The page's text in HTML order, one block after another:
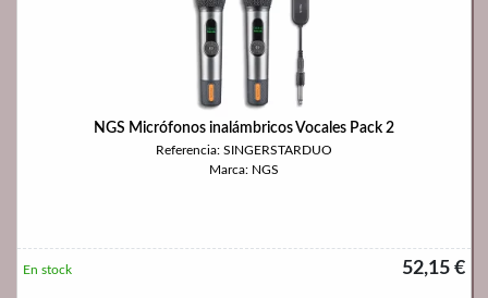
NGS Micrófonos inalámbricos Vocales Pack 2
Referencia: SINGERSTARDUO
Marca: NGS
52,15 €
En stock